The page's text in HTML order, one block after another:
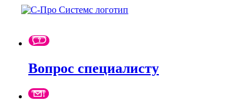
Вопрос специалисту